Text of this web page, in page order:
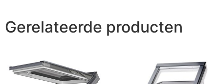
Gerelateerde producten